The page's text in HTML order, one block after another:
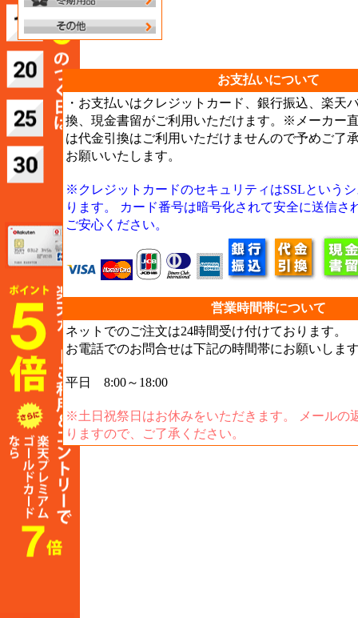
お支払いについて
・お支払いはクレジットカード、銀行振込、楽天
換、現金書留がご利用いただけます。※メーカー
は代金引換はご利用いただけませんので予めご了
お願いいたします。
※クレジットカードのセキュリティはSSLという
ります。 カード番号は暗号化されて安全に送信さ
ご安心ください。
営業時間帯について
ネットでのご注文は24時間受け付けております。
お電話でのお問合せは下記の時間帯にお願いしま
平日 8:00～18:00
※土日祝祭日はお休みをいただきます。 メールの
りますので、ご了承ください。